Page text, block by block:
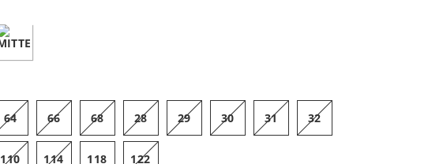
64 66 68 28 29 30 31 32
110 114 118 122